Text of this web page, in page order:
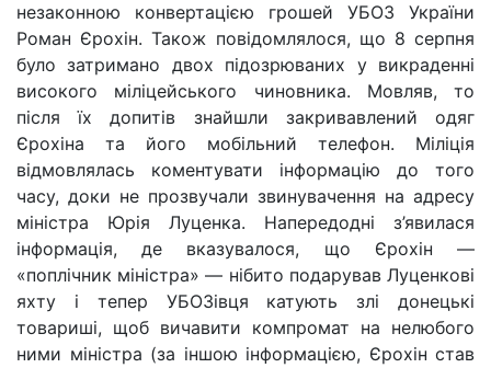
незаконною конвертацією грошей УБОЗ України
Роман Єрохін. Також повідомлялося, що 8 серпня
було затримано двох підозрюваних у викраденні
високого міліцейського чиновника. Мовляв, то
після їх допитів знайшли закривавлений одяг
Єрохіна та його мобільний телефон. Міліція
відмовлялась коментувати інформацію до того
часу, доки не прозвучали звинувачення на адресу
міністра Юрія Луценка. Напередодні з’явилася
інформація, де вказувалося, що Єрохін —
«поплічник міністра» — нібито подарував Луценкові
яхту і тепер УБОЗівця катують злі донецькі
товариші, щоб вичавити компромат на нелюбого
ними міністра (за іншою інформацією, Єрохін став